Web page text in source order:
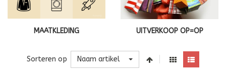
MAATKLEDING UITVERKOOP OP=OP
Sorteren op Naam artikel